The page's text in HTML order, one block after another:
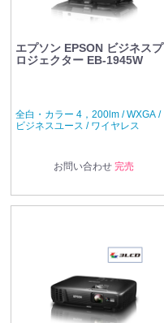
エプソン EPSON ビジネスプ
ロジェクター EB-1945W
全白・カラー 4，200lm / WXGA /
ビジネスユース / ワイヤレス
お問い合わせ 完売